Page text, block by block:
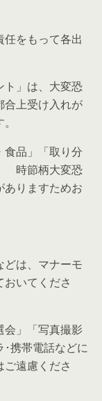
をもって各出
ト」は、大変恐
上受け入れが
食品」「取り分
時節柄大変恐
ありますためお
どは、マナーモ
いてくださ
会」「写真撮影
携帯電話などに
遠慮くださ